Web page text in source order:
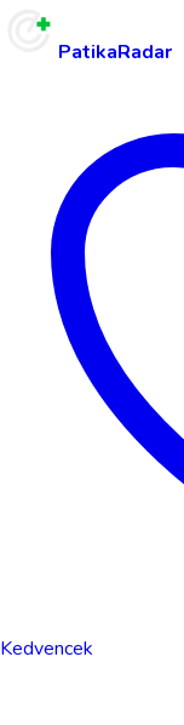
PatikaRadar
Kedvencek